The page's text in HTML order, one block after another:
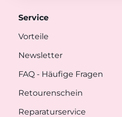
Service
Vorteile
Newsletter
FAQ - Häufige Fragen
Retourenschein
Reparaturservice